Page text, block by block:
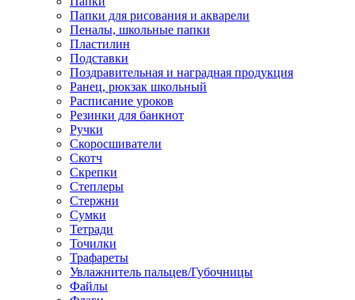
Папки для рисования и акварели
Пеналы, школьные папки
Пластилин
Подставки
Поздравительная и наградная продукция
Ранец, рюкзак школьный
Расписание уроков
Резинки для банкнот
Ручки
Скоросшиватели
Скотч
Скрепки
Степлеры
Стержни
Сумки
Тетради
Точилки
Трафареты
Увлажнитель пальцев/Губочницы
Файлы